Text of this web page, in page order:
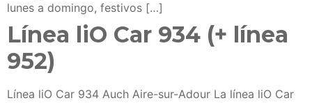
lunes a domingo, festivos […]
Línea liO Car 934 (+ línea
952)
Línea liO Car 934 Auch Aire-sur-Adour La línea liO Car